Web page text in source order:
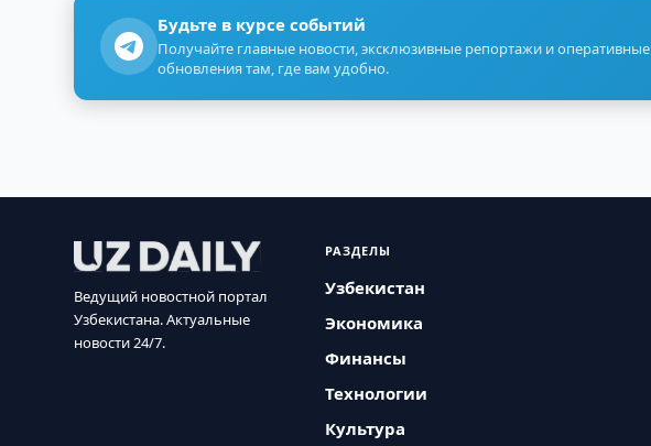
Будьте в курсе событий
Получайте главные новости, эксклюзивные репортажи и оперативные
обновления там, где вам удобно.
Ведущий новостной портал
Узбекистана. Актуальные
новости 24/7.
РАЗДЕЛЫ
Узбекистан
Экономика
Финансы
Технологии
Культура